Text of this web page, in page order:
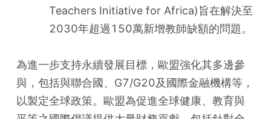
Teachers Initiative for Africa)旨在解決至
2030年超過150萬新增教師缺額的問題。
為進一步支持永續發展目標，歐盟強化其多邊參
與，包括與聯合國、G7/G20及國際金融機構等，
以製定全球政策。歐盟為促進全球健康、教育與